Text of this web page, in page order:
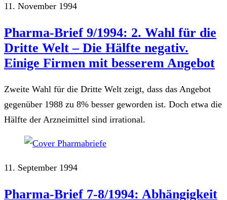
11. November 1994
Pharma-Brief 9/1994: 2. Wahl für die
Dritte Welt – Die Hälfte negativ.
Einige Firmen mit besserem Angebot
Zweite Wahl für die Dritte Welt zeigt, dass das Angebot
gegenüber 1988 zu 8% besser geworden ist. Doch etwa die
Hälfte der Arzneimittel sind irrational.
11. September 1994
Pharma-Brief 7-8/1994: Abhängigkeit